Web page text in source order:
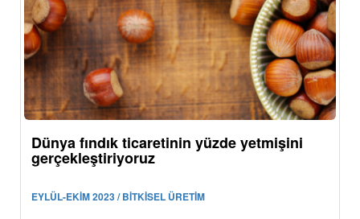
Dünya fındık ticaretinin yüzde yetmişini
gerçekleştiriyoruz
EYLÜL-EKİM 2023 / BİTKİSEL ÜRETİM